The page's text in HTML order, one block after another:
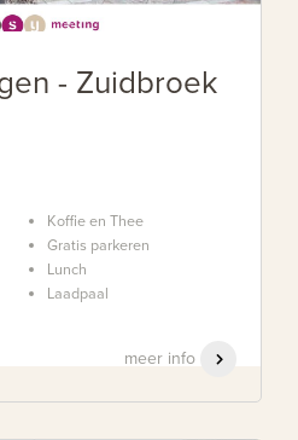
- Zuidbroek
Koffie en Thee
Gratis parkeren
Lunch
Laadpaal
meer info